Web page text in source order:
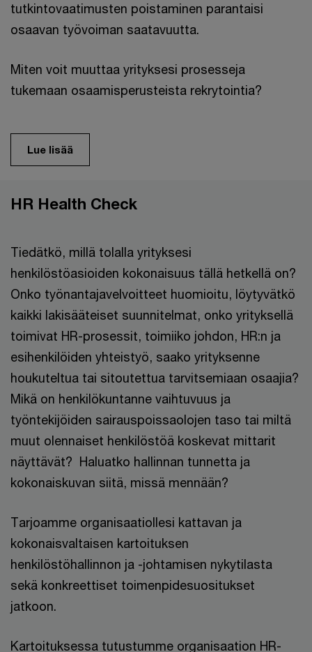
tutkintovaatimusten poistaminen parantaisi
osaavan työvoiman saatavuutta.
Miten voit muuttaa yrityksesi prosesseja
tukemaan osaamisperusteista rekrytointia?
Lue lisää
HR Health Check
Tiedätkö, millä tolalla yrityksesi
henkilöstöasioiden kokonaisuus tällä hetkellä on?
Onko työnantajavelvoitteet huomioitu, löytyvätkö
kaikki lakisääteiset suunnitelmat, onko yrityksellä
toimivat HR-prosessit, toimiiko johdon, HR:n ja
esihenkilöiden yhteistyö, saako yrityksenne
houkuteltua tai sitoutettua tarvitsemiaan osaajia?
Mikä on henkilökuntanne vaihtuvuus ja
työntekijöiden sairauspoissaolojen taso tai miltä
muut olennaiset henkilöstöä koskevat mittarit
näyttävät? Haluatko hallinnan tunnetta ja
kokonaiskuvan siitä, missä mennään?
Tarjoamme organisaatiollesi kattavan ja
kokonaisvaltaisen kartoituksen
henkilöstöhallinnon ja -johtamisen nykytilasta
sekä konkreettiset toimenpidesuositukset
jatkoon.
Kartoituksessa tutustumme organisaation HR-